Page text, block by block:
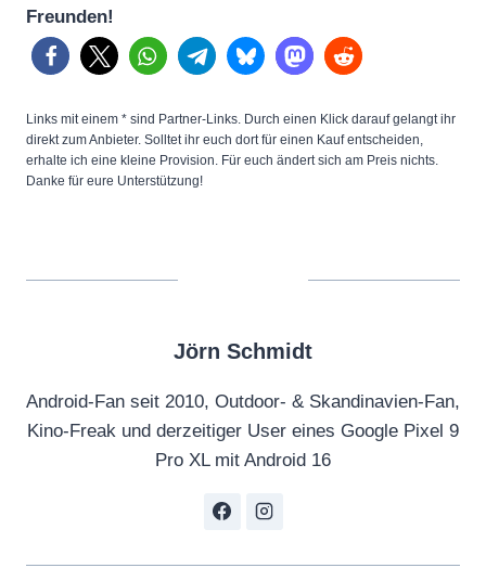
Freunden!
Links mit einem * sind Partner-Links. Durch einen Klick darauf gelangt ihr
direkt zum Anbieter. Solltet ihr euch dort für einen Kauf entscheiden,
erhalte ich eine kleine Provision. Für euch ändert sich am Preis nichts.
Danke für eure Unterstützung!
Jörn Schmidt
Android-Fan seit 2010, Outdoor- & Skandinavien-Fan,
Kino-Freak und derzeitiger User eines Google Pixel 9
Pro XL mit Android 16